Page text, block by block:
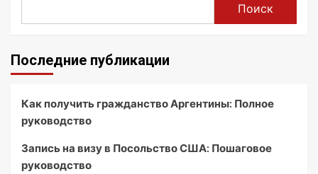
Поиск
Последние публикации
Как получить гражданство Аргентины: Полное
руководство
Запись на визу в Посольство США: Пошаговое
руководство